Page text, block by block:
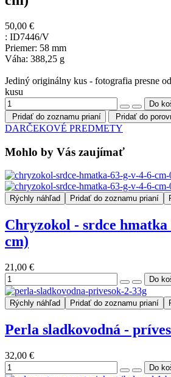
50,00 €
: ID7446/V
Priemer: 58 mm
Váha: 388,25 g
Jediný originálny kus - fotografia presne
kusu
Pridať do zoznamu prianí Pridať do
DARČEKOVÉ PREDMETY
Mohlo by Vás zaujímať
Rýchly náhľad Pridať do zoznamu prianí
Chryzokol - srdce hmatka
cm)
21,00 €
Rýchly náhľad Pridať do zoznamu prianí
Perla sladkovodná -
32,00 €